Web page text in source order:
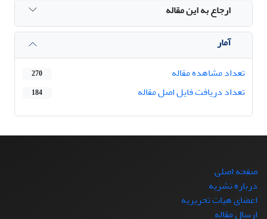
ارجاع به این مقاله
آمار
تعداد مشاهده مقاله
270
تعداد دریافت فایل اصل مقاله 184
صفحه اصلی
درباره نشریه
اعضای هیات تحریریه
ارسال مقاله